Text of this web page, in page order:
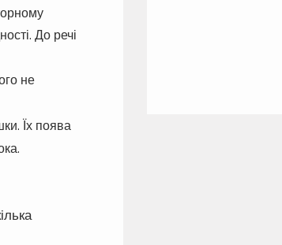
До речі
не
Їх поява